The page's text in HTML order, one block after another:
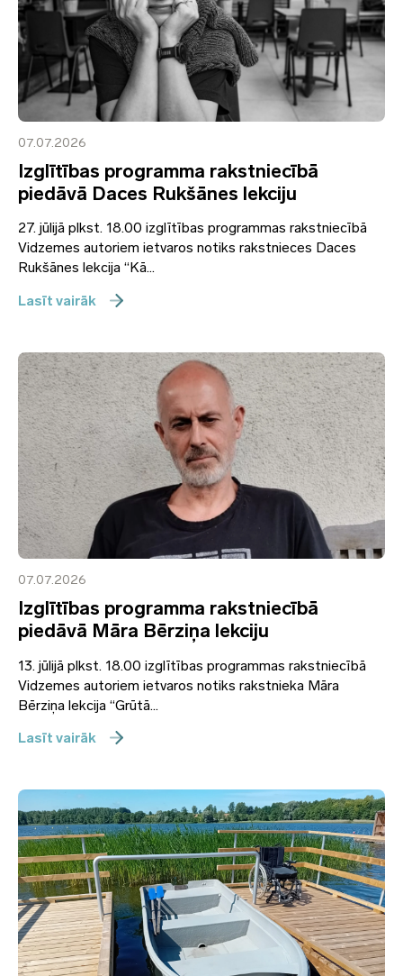
07.07.2026
Izglītības programma rakstniecībā
piedāvā Daces Rukšānes lekciju
27. jūlijā plkst. 18.00 izglītības programmas rakstniecībā
Vidzemes autoriem ietvaros notiks rakstnieces Daces
Rukšānes lekcija “Kā...
Lasīt vairāk
07.07.2026
Izglītības programma rakstniecībā
piedāvā Māra Bērziņa lekciju
13. jūlijā plkst. 18.00 izglītības programmas rakstniecībā
Vidzemes autoriem ietvaros notiks rakstnieka Māra
Bērziņa lekcija “Grūtā...
Lasīt vairāk